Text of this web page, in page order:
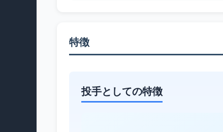
特徴
投手としての特徴